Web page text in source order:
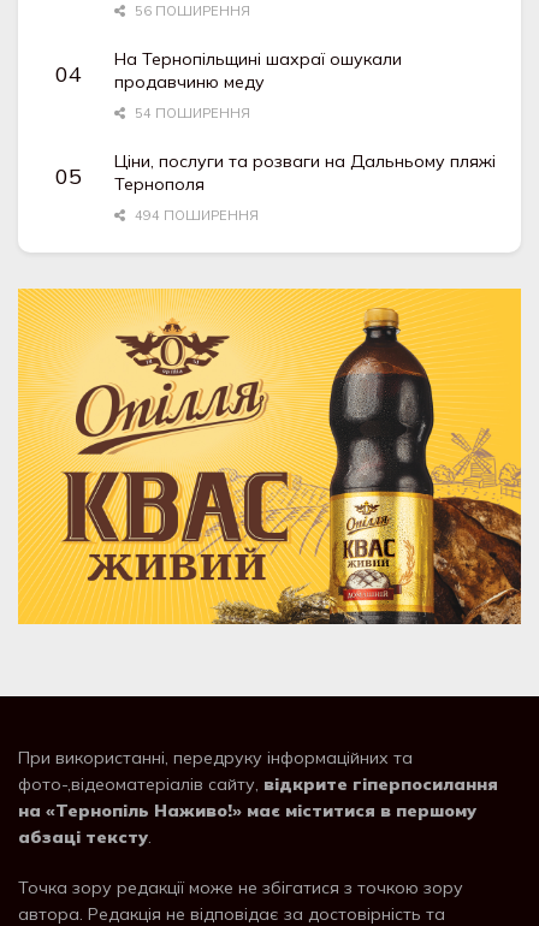
56 ПОШИРЕННЯ
На Тернопільщині шахраї ошукали
продавчиню меду
54 ПОШИРЕННЯ
Ціни, послуги та розваги на Дальньому пляжі
Тернополя
494 ПОШИРЕННЯ
При використанні, передруку інформаційних та
фото-,відеоматеріалів сайту, відкрите гіперпосилання
на «Тернопіль Наживо!» має міститися в першому
абзаці тексту.
Точка зору редакції може не збігатися з точкою зору
автора. Редакція не відповідає за достовірність та